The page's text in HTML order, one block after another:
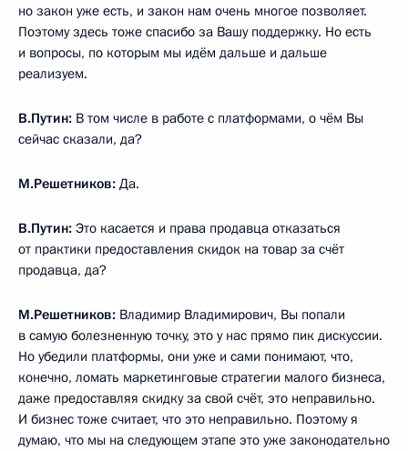
но закон уже есть, и закон нам очень многое позволяет.
Поэтому здесь тоже спасибо за Вашу поддержку. Но есть
и вопросы, по которым мы идём дальше и дальше
реализуем.
В.Путин: В том числе в работе с платформами, о чём Вы
сейчас сказали, да?
М.Решетников: Да.
В.Путин: Это касается и права продавца отказаться
от практики предоставления скидок на товар за счёт
продавца, да?
М.Решетников: Владимир Владимирович, Вы попали
в самую болезненную точку, это у нас прямо пик дискуссии.
Но убедили платформы, они уже и сами понимают, что,
конечно, ломать маркетинговые стратегии малого бизнеса,
даже предоставляя скидку за свой счёт, это неправильно.
И бизнес тоже считает, что это неправильно. Поэтому я
думаю, что мы на следующем этапе это уже законодательно